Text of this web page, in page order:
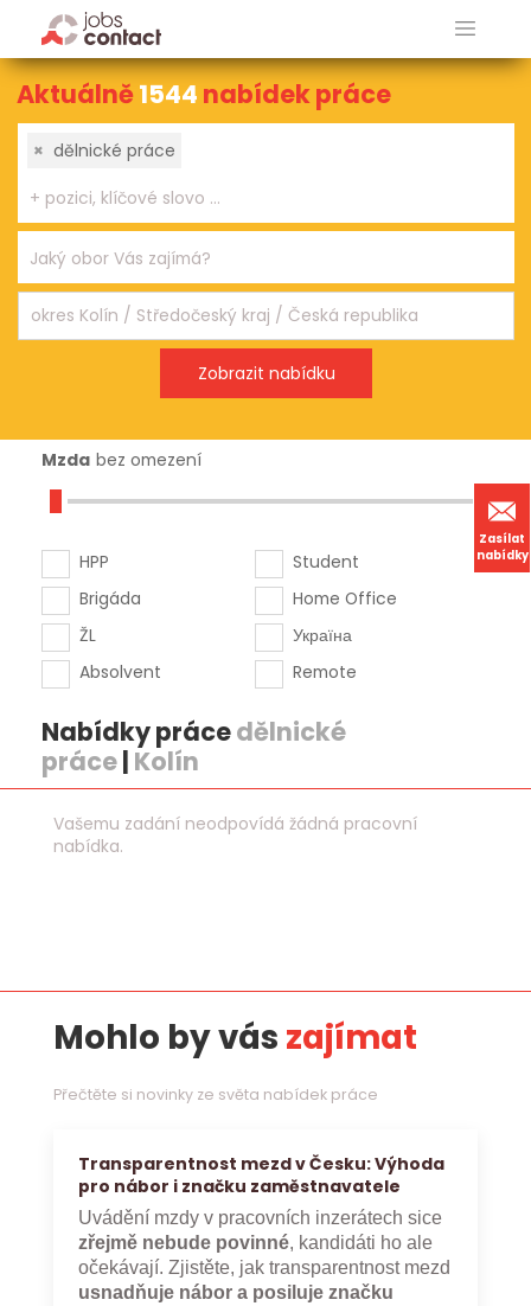
Zasílat
nabídky
Aktuálně1544 nabídek práce
× dělnické práce
Mzda bez omezení
HPP
Brigáda
ŽL
Absolvent
Student
Home Office
Україна
Remote
Nabídky prácedělnické
práce| Kolín
Vašemu zadání neodpovídá žádná pracovní
nabídka.
Mohlo by vás zajímat
Přečtěte si novinky ze světa nabídek práce
Transparentnost mezd v Česku: Výhoda
pro nábor i značku zaměstnavatele
Uvádění mzdy v pracovních inzerátech sice
zřejmě nebude povinné, kandidáti ho ale
očekávají. Zjistěte, jak transparentnost mezd
usnadňuje nábor a posiluje značku